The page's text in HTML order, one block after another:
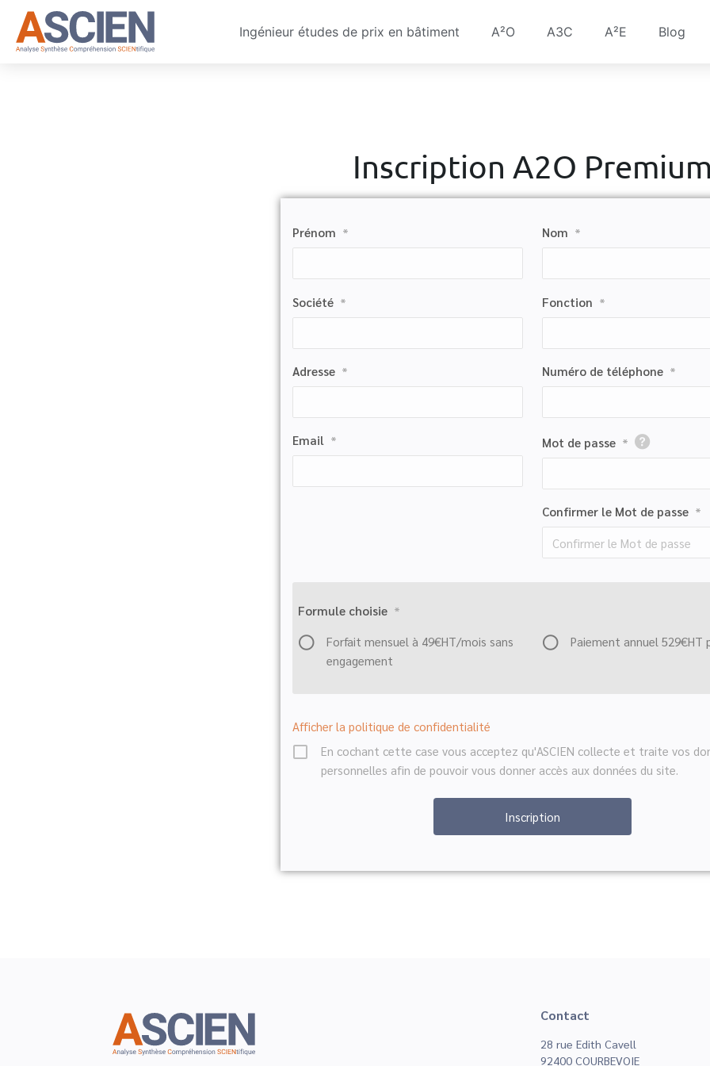
Ingénieur études de prix en bâtiment A²O A3C A²E Blog
Inscription A2O Premium
Prénom * Nom *
Société * Fonction *
Adresse * Numéro de téléphone *
Email * Mot de passe *
Confirmer le Mot de passe *
Formule choisie *
Forfait mensuel à 49€HT/mois sans
engagement
Paiement annuel 529€HT
Afficher la politique de confidentialité
En cochant cette case vous acceptez qu'ASCIEN collecte et traite vos
personnelles afin de pouvoir vous donner accès aux données du site.
Contact
28 rue Edith Cavell
92400 COURBEVOIE